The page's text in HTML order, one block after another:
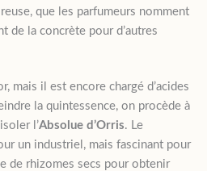
que les parfumeurs nomment
de la concrète pour d’autres
mais il est encore chargé d’acides
la quintessence, on procède à
l’Absolue d’Orris. Le
un industriel, mais fascinant pour
de rhizomes secs pour obtenir